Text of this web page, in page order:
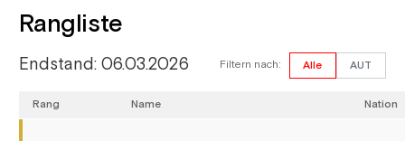
Rangliste
Endstand: 06.03.2026 Filtern nach: Alle AUT
Rang Name Nation